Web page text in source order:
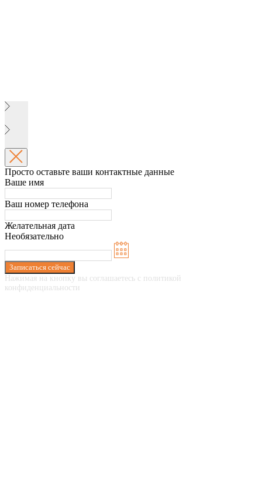
Просто оставьте ваши контактные данные
Ваше имя
Ваш номер телефона
Желательная дата
Необязательно
Записаться сейчас
Нажимая на кнопку вы соглашаетесь с политикой
конфиденциальности